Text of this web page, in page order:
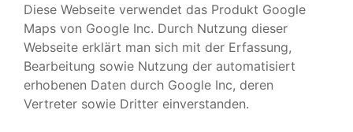
Diese Webseite verwendet das Produkt Google
Maps von Google Inc. Durch Nutzung dieser
Webseite erklärt man sich mit der Erfassung,
Bearbeitung sowie Nutzung der automatisiert
erhobenen Daten durch Google Inc, deren
Vertreter sowie Dritter einverstanden.